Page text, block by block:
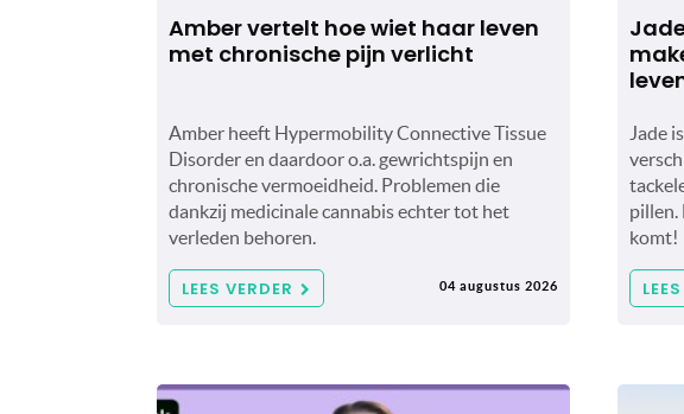
Amber vertelt hoe wiet haar leven
met chronische pijn verlicht
Amber heeft Hypermobility Connective Tissue
Disorder en daardoor o.a. gewrichtspijn en
chronische vermoeidheid. Problemen die
dankzij medicinale cannabis echter tot het
verleden behoren.
LEES VERDER 04 augustus 2026
Jade
pillen.
komt!